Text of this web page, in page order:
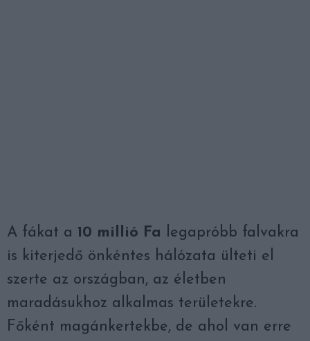
A fákat a 10 millió Fa legapróbb falvakra
is kiterjedő önkéntes hálózata ülteti el
szerte az országban, az életben
maradásukhoz alkalmas területekre.
Főként magánkertekbe, de ahol van erre